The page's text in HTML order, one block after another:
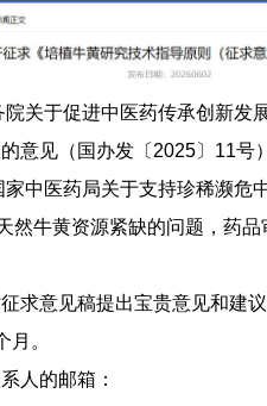
关于促进中医药传承创新发
意见（国办发〔2025〕11
中医药局关于支持珍稀濒危
然牛黄资源紧缺的问题，药
求意见稿提出宝贵意见和建
。
人的邮箱：